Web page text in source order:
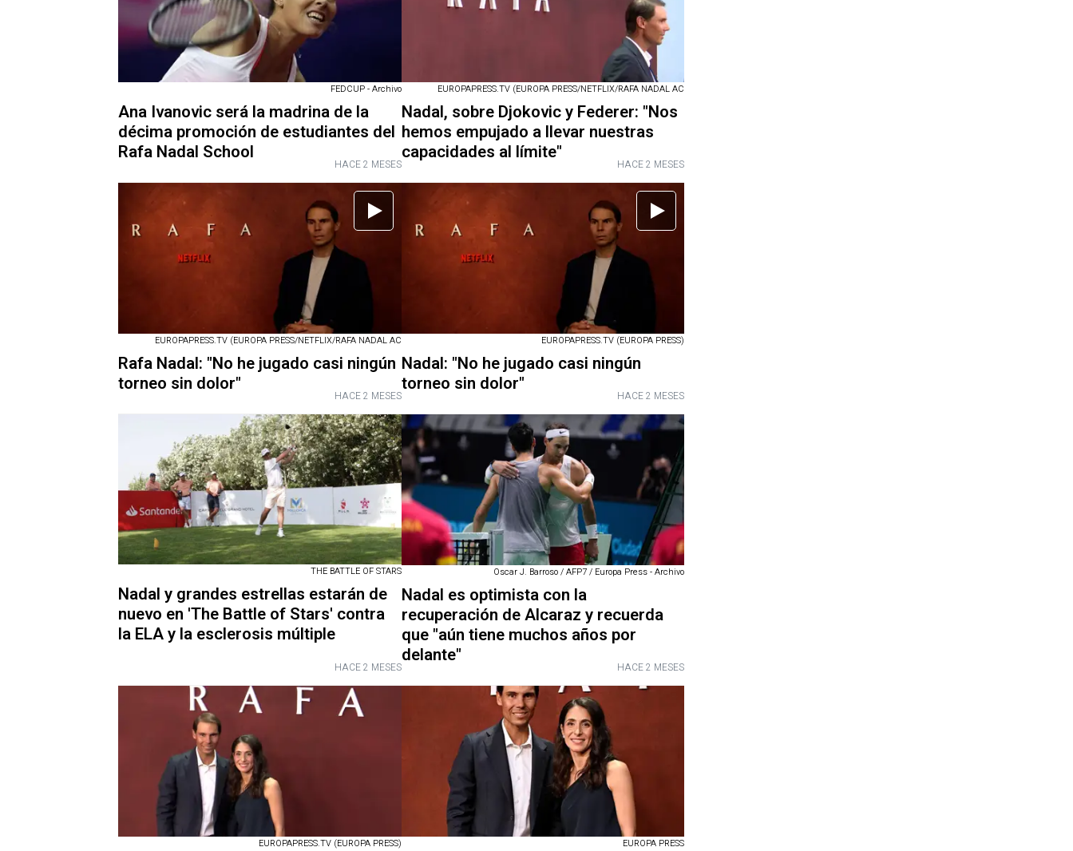
FEDCUP - Archivo
Ana Ivanovic será la madrina de la
décima promoción de estudiantes del
Rafa Nadal School
HACE 2 MESES
EUROPAPRESS.TV (EUROPA PRESS/NETFLIX/RAFA NADAL AC
Nadal, sobre Djokovic y Federer: "Nos
hemos empujado a llevar nuestras
capacidades al límite"
HACE 2 MESES
EUROPAPRESS.TV (EUROPA PRESS/NETFLIX/RAFA NADAL AC
Rafa Nadal: "No he jugado casi ningún
torneo sin dolor"
HACE 2 MESES
EUROPAPRESS.TV (EUROPA PRESS)
Nadal: "No he jugado casi ningún
torneo sin dolor"
HACE 2 MESES
THE BATTLE OF STARS
Nadal y grandes estrellas estarán de
nuevo en 'The Battle of Stars' contra
la ELA y la esclerosis múltiple
HACE 2 MESES
Oscar J. Barroso / AFP7 / Europa Press - Archivo
Nadal es optimista con la
recuperación de Alcaraz y recuerda
que "aún tiene muchos años por
delante"
HACE 2 MESES
EUROPAPRESS.TV (EUROPA PRESS) EUROPA PRESS